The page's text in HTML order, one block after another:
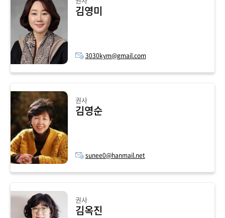
김영미
3030kym@gmail.com
권사
김영순
sunee0@hanmail.net
권사
김옥진